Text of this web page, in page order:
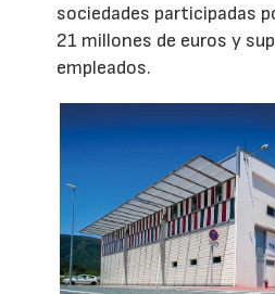
sociedades participadas
21 millones de euros y
empleados.